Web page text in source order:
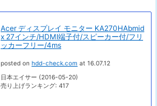
Acer ディスプレイ モニター KA270HAbmid
x 27インチ/HDMI端子付/スピーカー付/フリ
ッカーフリー/4ms
posted on hdd-check.com at 16.07.12
日本エイサー (2016-05-20)
売り上げランキング: 417